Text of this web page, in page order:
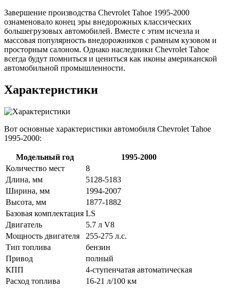
Завершение производства Chevrolet Tahoe 1995-2000
ознаменовало конец эры внедорожных классических
большегрузовых автомобилей. Вместе с этим исчезла и
массовая популярность внедорожников с рамным кузовом и
просторным салоном. Однако наследники Chevrolet Tahoe
всегда будут помниться и цениться как иконы американской
автомобильной промышленности.
Характеристики
Вот основные характеристики автомобиля Chevrolet Tahoe
1995-2000:
Модельный год
1995-2000
Количество мест
8
Длина, мм
5128-5183
Ширина, мм
1994-2007
Высота, мм
1877-1882
Базовая комплектация LS
Двигатель
5.7 л V8
Мощность двигателя
255-275 л.с.
Тип топлива
бензин
Привод
полный
КПП
4-ступенчатая автоматическая
Расход топлива
16-21 л/100 км